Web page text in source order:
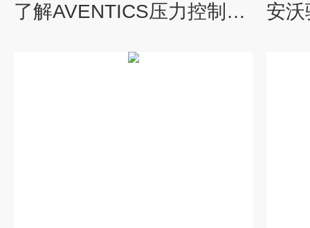
了解AVENTICS压力控制阀R431002823